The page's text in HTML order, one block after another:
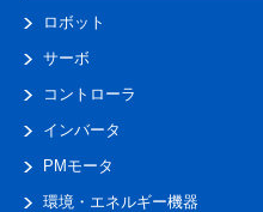
ロボット
サーボ
コントローラ
インバータ
PMモータ
環境・エネルギー機器